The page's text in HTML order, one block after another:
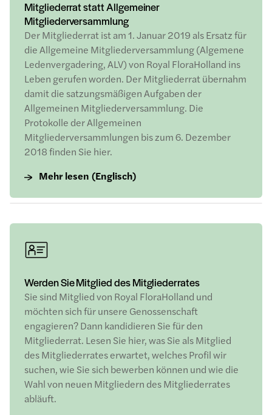
Mitgliederrat statt Allgemeiner
Mitgliederversammlung
Der Mitgliederrat ist am 1. Januar 2019 als Ersatz für
die Allgemeine Mitgliederversammlung (Algemene
Ledenvergadering, ALV) von Royal FloraHolland ins
Leben gerufen worden. Der Mitgliederrat übernahm
damit die satzungsmäßigen Aufgaben der
Allgemeinen Mitgliederversammlung. Die
Protokolle der Allgemeinen
Mitgliederversammlungen bis zum 6. Dezember
2018 finden Sie hier.
Mehr lesen (Englisch)
Werden Sie Mitglied des Mitgliederrates
Sie sind Mitglied von Royal FloraHolland und
möchten sich für unsere Genossenschaft
engagieren? Dann kandidieren Sie für den
Mitgliederrat. Lesen Sie hier, was Sie als Mitglied
des Mitgliederrates erwartet, welches Profil wir
suchen, wie Sie sich bewerben können und wie die
Wahl von neuen Mitgliedern des Mitgliederrates
abläuft.